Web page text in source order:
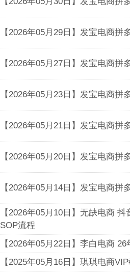
【2026年05月29日】发宝电商
【2026年05月27日】发宝电商
【2026年05月23日】发宝电商
【2026年05月21日】发宝电商
【2026年05月20日】发宝电商
【2026年05月14日】发宝电商
【2026年05月10日】无缺电商
SOP流程
【2026年05月22日】李白电商
【2025年05月16日】琪琪电商